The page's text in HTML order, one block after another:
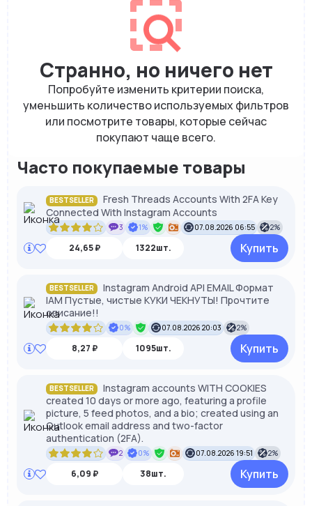
Странно, но ничего нет
Попробуйте изменить критерии поиска,
уменьшить количество используемых фильтров
или посмотрите товары, которые сейчас
покупают чаще всего.
Часто покупаемые товары
BESTSELLER
Fresh Threads Accounts With 2FA Key
Connected With Instagram Accounts
3 1% 07.08.2026 06:55 2%
24,65 ₽ 1322шт. Купить
BESTSELLER
Instagram Android API EMAIL Формат
IAM Пустые, чистые КУКИ ЧЕКНУТЫ! Прочтите
описание!!
0% 07.08.2026 20:03 2%
8,27 ₽ 1095шт. Купить
BESTSELLER
Instagram accounts WITH COOKIES
created 10 days or more ago, featuring a profile
picture, 5 feed photos, and a bio; created using an
Outlook email address and two-factor
authentication (2FA).
2 0% 07.08.2026 19:51 2%
6,09 ₽ 38шт. Купить